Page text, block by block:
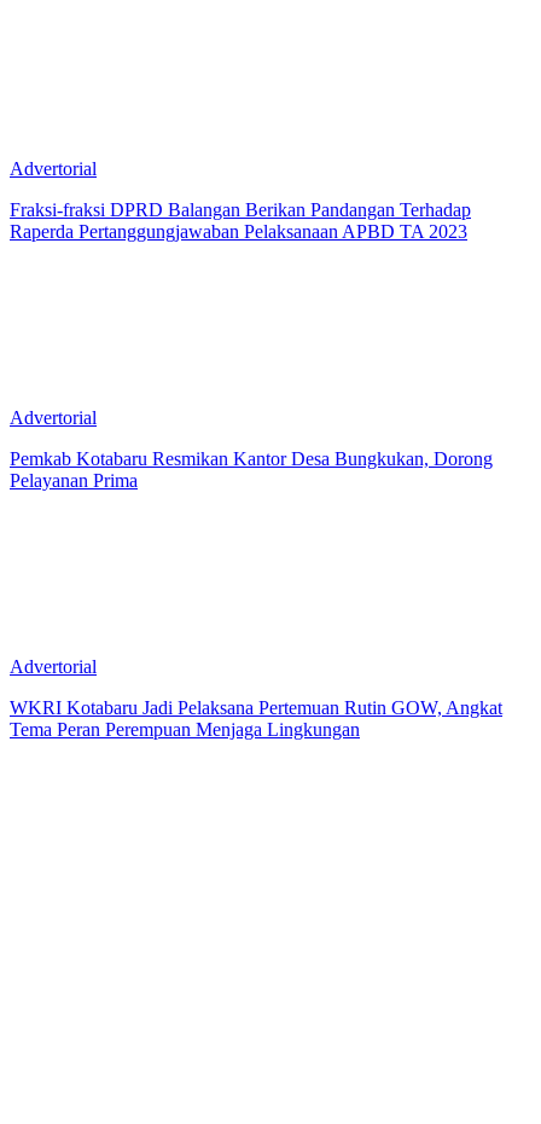
Advertorial
Fraksi-fraksi DPRD Balangan Berikan Pandangan Terhadap
Raperda Pertanggungjawaban Pelaksanaan APBD TA 2023
Advertorial
Pemkab Kotabaru Resmikan Kantor Desa Bungkukan, Dorong
Pelayanan Prima
Advertorial
WKRI Kotabaru Jadi Pelaksana Pertemuan Rutin GOW, Angkat
Tema Peran Perempuan Menjaga Lingkungan